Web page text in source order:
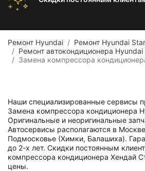
Ремонт Hyundai
Ремонт Hyundai
Ремонт автокондиционера Hyundai
Замена компрессора
Наши специализированные сервисы
Замена компрессора кондиционера
Оригинальные и неоригинальные
Автосервисы располагаются в
Подмосковье (Химки, Балашиха).
до 2-х лет. Скидки постоянным
компрессора кондиционера Хендай
цены.